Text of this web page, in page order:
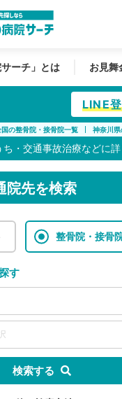
サーチ」とは お見舞
LINE
国の整骨院・接骨院一覧 神奈川
ち・交通事故治療などに
院先を検索
整骨院・接骨
す
検索する